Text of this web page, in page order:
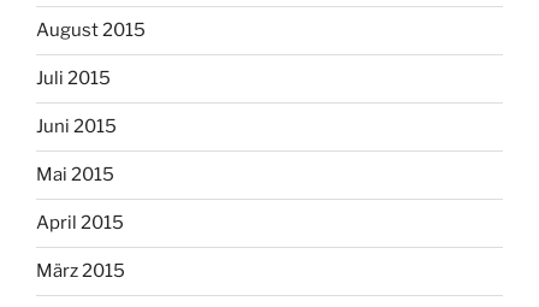
August 2015
Juli 2015
Juni 2015
Mai 2015
April 2015
März 2015